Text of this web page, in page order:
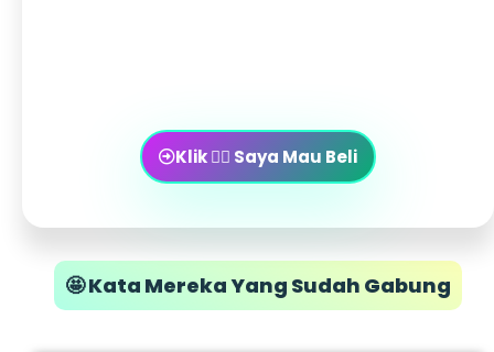
Klik 👉🏻 Saya Mau Beli
🤩 Kata Mereka Yang Sudah Gabung